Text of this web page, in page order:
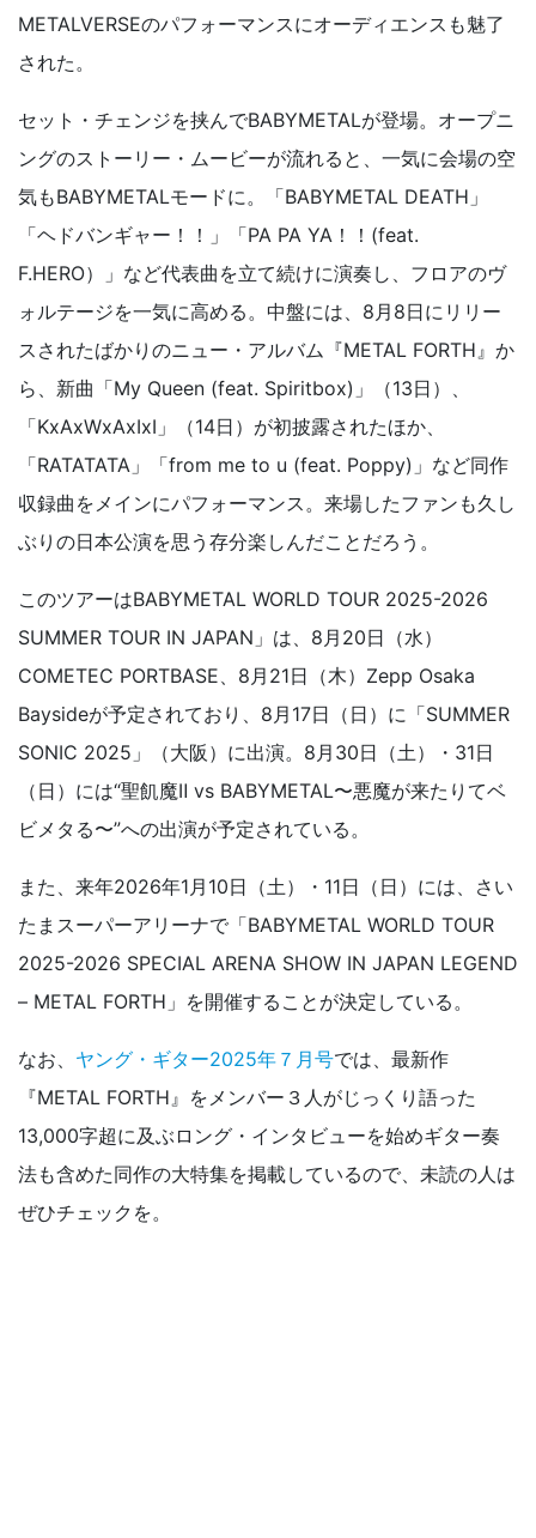
METALVERSEのパフォーマンスにオーディエンスも魅了
された。
セット・チェンジを挟んでBABYMETALが登場。オープニ
ングのストーリー・ムービーが流れると、一気に会場の空
気もBABYMETALモードに。「BABYMETAL DEATH」
「ヘドバンギャー！！」「PA PA YA！！(feat.
F.HERO）」など代表曲を立て続けに演奏し、フロアのヴ
ォルテージを一気に高める。中盤には、8月8日にリリー
スされたばかりのニュー・アルバム『METAL FORTH』か
ら、新曲「My Queen (feat. Spiritbox)」（13日）、
「KxAxWxAxIxI」（14日）が初披露されたほか、
「RATATATA」「from me to u (feat. Poppy)」など同作
収録曲をメインにパフォーマンス。来場したファンも久し
ぶりの日本公演を思う存分楽しんだことだろう。
このツアーはBABYMETAL WORLD TOUR 2025-2026
SUMMER TOUR IN JAPAN」は、8月20日（水）
COMETEC PORTBASE、8月21日（木）Zepp Osaka
Baysideが予定されており、8月17日（日）に「SUMMER
SONIC 2025」（大阪）に出演。8月30日（土）・31日
（日）には“聖飢魔Ⅱ vs BABYMETAL〜悪魔が来たりてベ
ビメタる〜”への出演が予定されている。
また、来年2026年1月10日（土）・11日（日）には、さい
たまスーパーアリーナで「BABYMETAL WORLD TOUR
2025-2026 SPECIAL ARENA SHOW IN JAPAN LEGEND
– METAL FORTH」を開催することが決定している。
なお、 ヤング・ギター2025年７月号では、最新作
『METAL FORTH』をメンバー３人がじっくり語った
13,000字超に及ぶロング・インタビューを始めギター奏
法も含めた同作の大特集を掲載しているので、未読の人は
ぜひチェックを。